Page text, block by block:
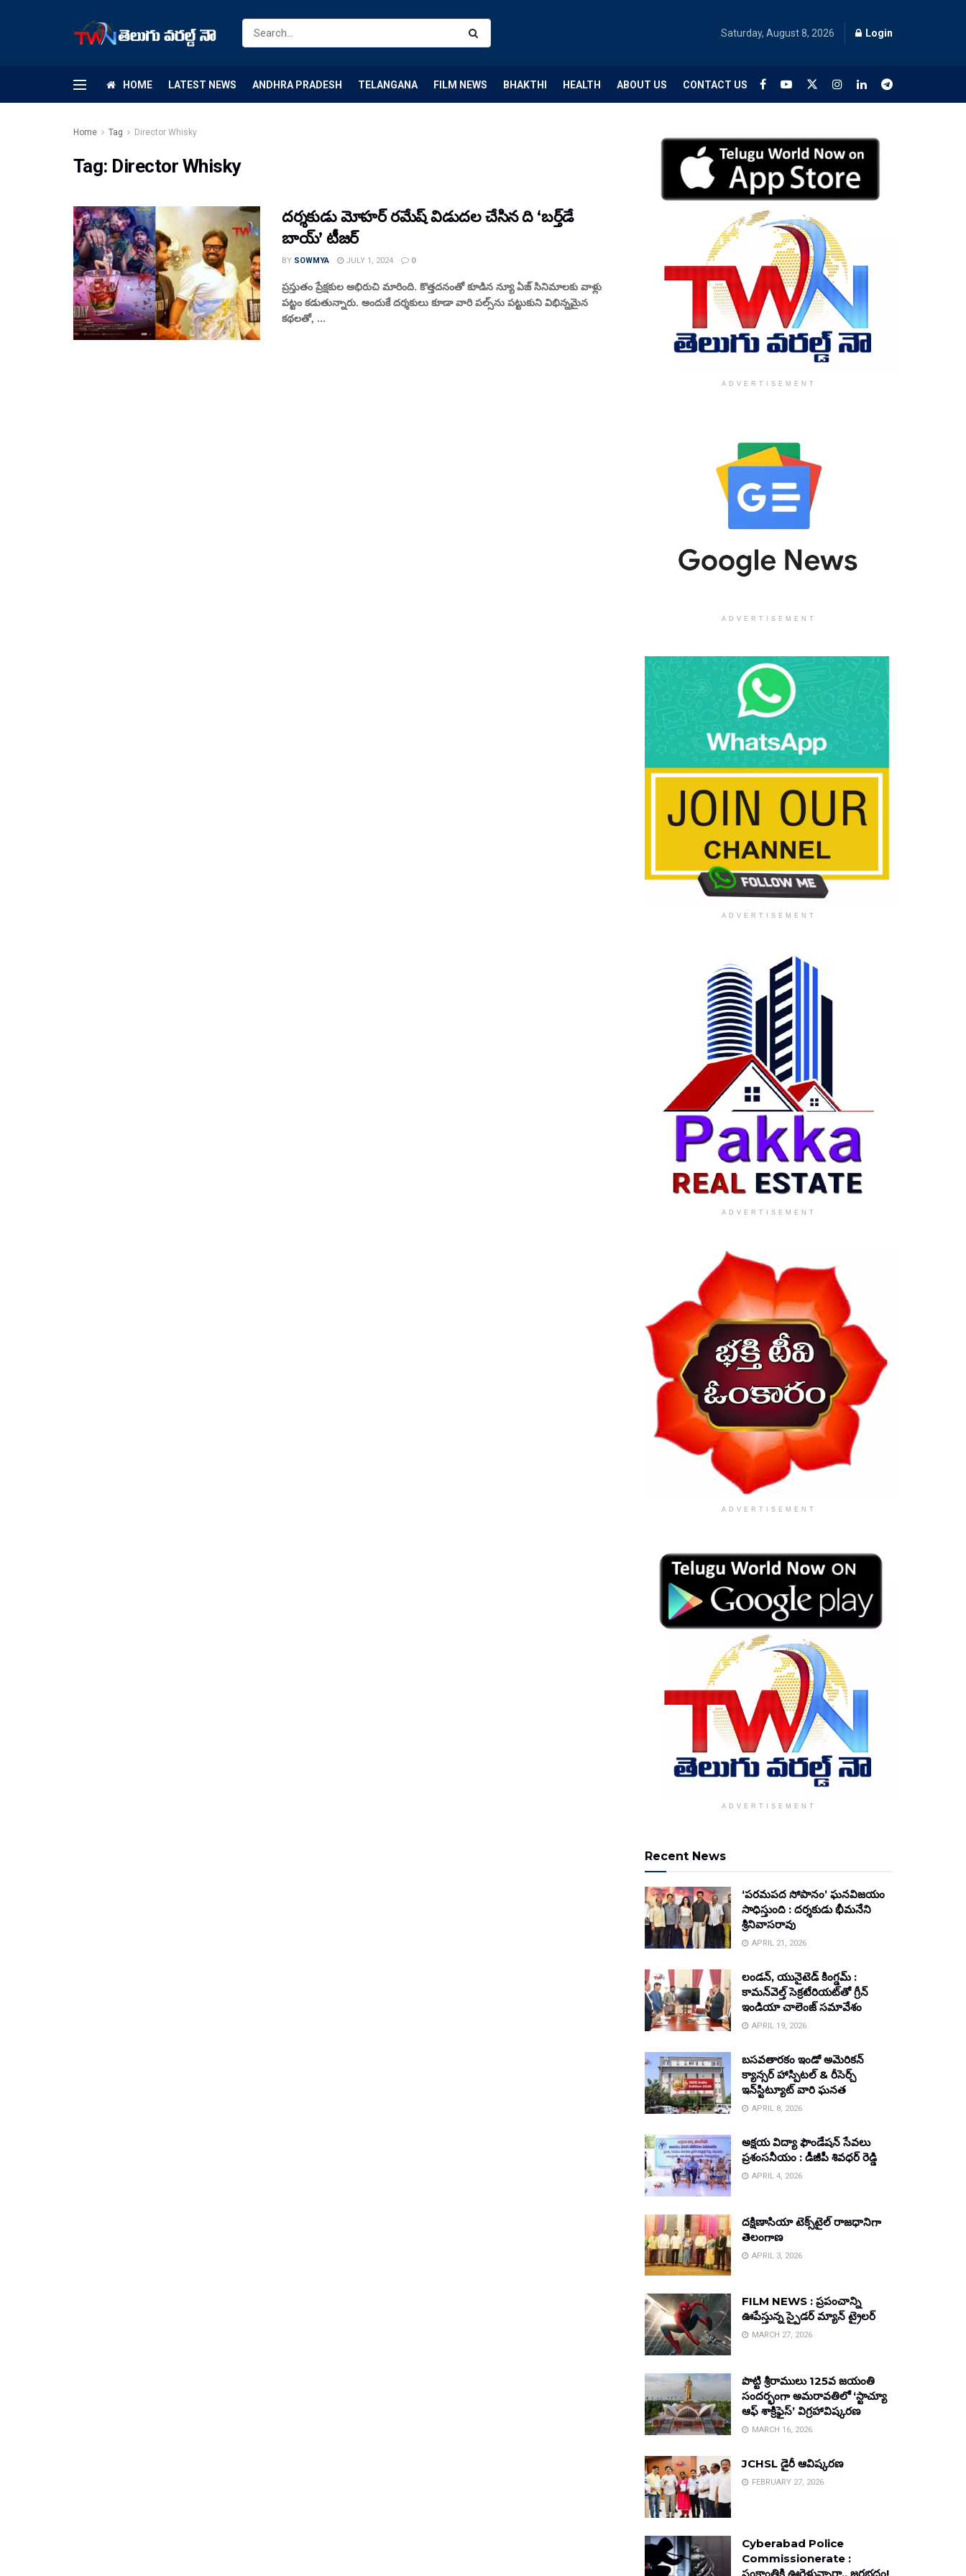
Saturday, August 8, 2026 Login
HOME LATEST NEWS ANDHRA PRADESH TELANGANA FILM NEWS BHAKTHI HEALTH ABOUT US CONTACT US
Home Tag Director Whisky
Tag: Director Whisky
ద‌ర్శ‌కుడు మోహ‌ర్ ర‌మేష్ విడుద‌ల చేసిన ది ‘బ‌ర్త్‌డే
బాయ్’ టీజ‌ర్
BY SOWMYA JULY 1, 2024 0
ప్రస్తుతం ప్రేక్ష‌కుల అభిరుచి మారింది. కొత్త‌ద‌నంతో కూడిన న్యూ ఏజ్ సినిమాల‌కు వాళ్లు
ప‌ట్టం క‌డుతున్నారు. అందుకే ద‌ర్శ‌కులు కూడా వారి ప‌ల్స్‌ను ప‌ట్టుకుని విభిన్న‌మైన
క‌థ‌ల‌తో, ...
ADVERTISEMENT
ADVERTISEMENT
ADVERTISEMENT
ADVERTISEMENT
ADVERTISEMENT
ADVERTISEMENT
Recent News
‘పరమపద సోపానం’ ఘనవిజయం
సాధిస్తుంది : దర్శకుడు భీమనేని
శ్రీనివాసరావు
APRIL 21, 2026
లండన్, యునైటెడ్ కింగ్డమ్ :
కామన్‌వెల్త్ సెక్రటేరియట్‌తో గ్రీన్
ఇండియా చాలెంజ్ సమావేశం
APRIL 19, 2026
బసవతారకం ఇండో అమెరికన్
క్యాన్సర్ హాస్పిటల్ & రీసెర్చ్
ఇన్‌స్టిట్యూట్ వారి ఘనత
APRIL 8, 2026
అక్షయ విద్యా ఫౌండేషన్ సేవలు
ప్రశంసనీయం : డీజీపీ శివధర్ రెడ్డి
APRIL 4, 2026
దక్షిణాసియా టెక్స్‌టైల్ రాజధానిగా
తెలంగాణ
APRIL 3, 2026
FILM NEWS : ప్రపంచాన్ని
ఊపేస్తున్న స్పైడర్ మ్యాన్ ట్రైలర్
MARCH 27, 2026
పొట్టి శ్రీరాములు 125వ జయంతి
సందర్భంగా అమరావతిలో ‘స్టాచ్యూ
ఆఫ్ శాక్రిఫైస్’ విగ్రహావిష్కరణ
MARCH 16, 2026
JCHSL డైరీ ఆవిష్కరణ
FEBRUARY 27, 2026
Cyberabad Police
Commissionerate :